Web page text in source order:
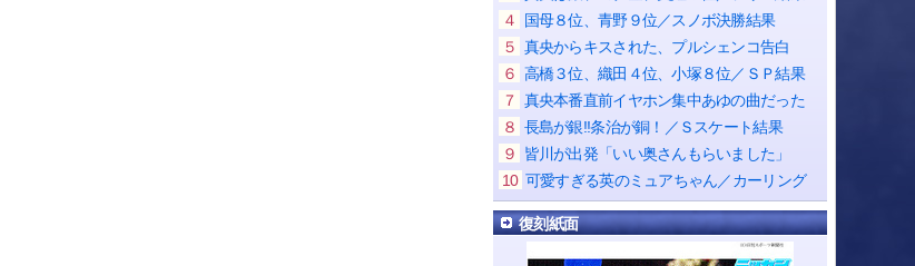
４
国母８位、青野９位／スノボ決勝結果
５ 真央からキスされた、プルシェンコ告白
６ 高橋３位、織田４位、小塚８位／ＳＰ結果
７ 真央本番直前イヤホン集中あゆの曲だった
８ 長島が銀!!条治が銅！／Ｓスケート結果
９
皆川が出発「いい奥さんもらいました」
10 可愛すぎる英のミュアちゃん／カーリング
復刻紙面